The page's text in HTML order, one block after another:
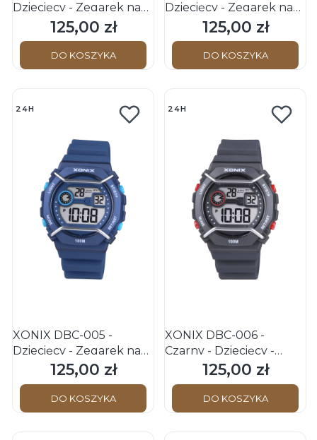
Dziecięcy - Zegarek na
Cena
125,00 zł
DO KOSZYKA
Dziecięcy - Zegarek na
Cena
125,00 zł
DO KOSZYKA
24H
XONIX DBC-005 -
Dziecięcy - Zegarek na
Cena
125,00 zł
DO KOSZYKA
24H
XONIX DBC-006 -
Czarny - Dziecięcy -
Zegarek na pasku
Cena
125,00 zł
DO KOSZYKA